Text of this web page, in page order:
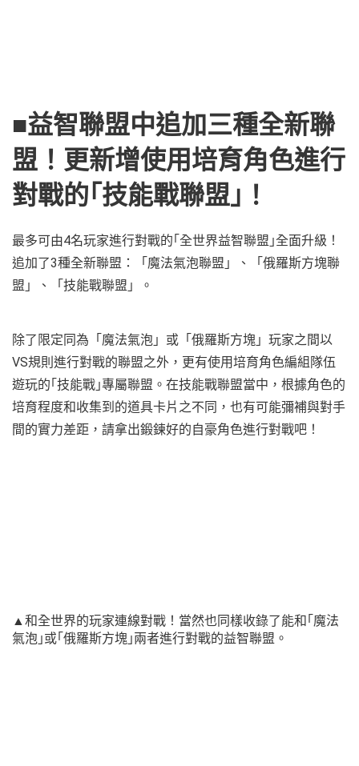
■益智聯盟中追加三種全新聯
盟！更新增使用培育角色進行
對戰的｢技能戰聯盟｣！
最多可由4名玩家進行對戰的｢全世界益智聯盟｣全面升級！
追加了3種全新聯盟：「魔法氣泡聯盟」、「俄羅斯方塊聯
盟」、「技能戰聯盟」。
除了限定同為「魔法氣泡」或「俄羅斯方塊」玩家之間以
VS規則進行對戰的聯盟之外，更有使用培育角色編組隊伍
遊玩的｢技能戰｣專屬聯盟。在技能戰聯盟當中，根據角色的
培育程度和收集到的道具卡片之不同，也有可能彌補與對手
間的實力差距，請拿出鍛鍊好的自豪角色進行對戰吧！
▲和全世界的玩家連線對戰！當然也同樣收錄了能和｢魔法
氣泡｣或｢俄羅斯方塊｣兩者進行對戰的益智聯盟。